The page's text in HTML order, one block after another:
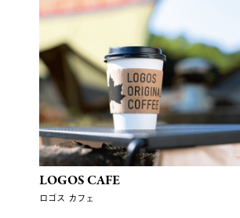
LOGOS CAFE
ロゴス カフェ